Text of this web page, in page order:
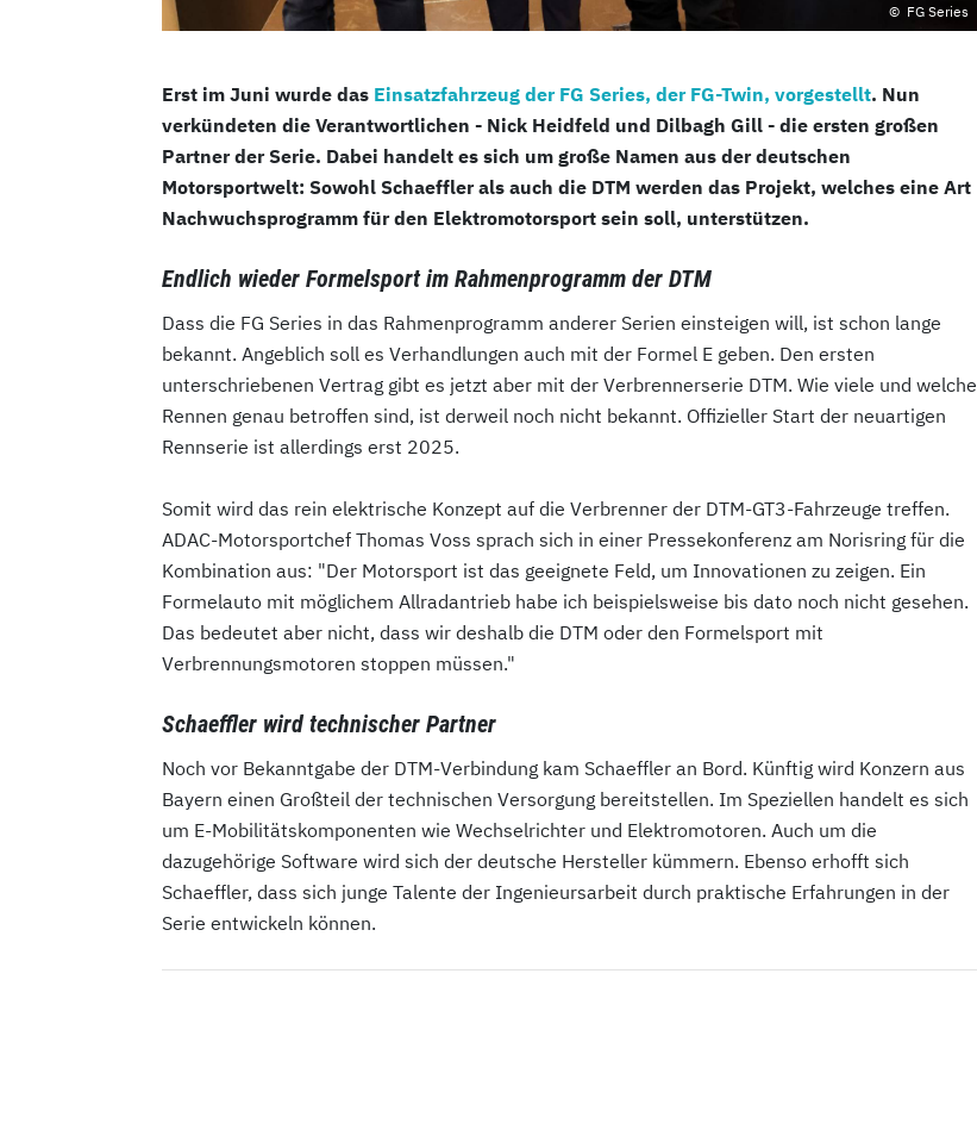
FG Series
Erst im Juni wurde das Einsatzfahrzeug der FG Series, der FG-Twin, vorgestellt. Nun
verkündeten die Verantwortlichen - Nick Heidfeld und Dilbagh Gill - die ersten großen
Partner der Serie. Dabei handelt es sich um große Namen aus der deutschen
Motorsportwelt: Sowohl Schaeffler als auch die DTM werden das Projekt, welches eine Art
Nachwuchsprogramm für den Elektromotorsport sein soll, unterstützen.
Endlich wieder Formelsport im Rahmenprogramm der DTM
Dass die FG Series in das Rahmenprogramm anderer Serien einsteigen will, ist schon lange
bekannt. Angeblich soll es Verhandlungen auch mit der Formel E geben. Den ersten
unterschriebenen Vertrag gibt es jetzt aber mit der Verbrennerserie DTM. Wie viele und welche
Rennen genau betroffen sind, ist derweil noch nicht bekannt. Offizieller Start der neuartigen
Rennserie ist allerdings erst 2025.
Somit wird das rein elektrische Konzept auf die Verbrenner der DTM-GT3-Fahrzeuge treffen.
ADAC-Motorsportchef Thomas Voss sprach sich in einer Pressekonferenz am Norisring für die
Kombination aus: "Der Motorsport ist das geeignete Feld, um Innovationen zu zeigen. Ein
Formelauto mit möglichem Allradantrieb habe ich beispielsweise bis dato noch nicht gesehen.
Das bedeutet aber nicht, dass wir deshalb die DTM oder den Formelsport mit
Verbrennungsmotoren stoppen müssen."
Schaeffler wird technischer Partner
Noch vor Bekanntgabe der DTM-Verbindung kam Schaeffler an Bord. Künftig wird Konzern aus
Bayern einen Großteil der technischen Versorgung bereitstellen. Im Speziellen handelt es sich
um E-Mobilitätskomponenten wie Wechselrichter und Elektromotoren. Auch um die
dazugehörige Software wird sich der deutsche Hersteller kümmern. Ebenso erhofft sich
Schaeffler, dass sich junge Talente der Ingenieursarbeit durch praktische Erfahrungen in der
Serie entwickeln können.